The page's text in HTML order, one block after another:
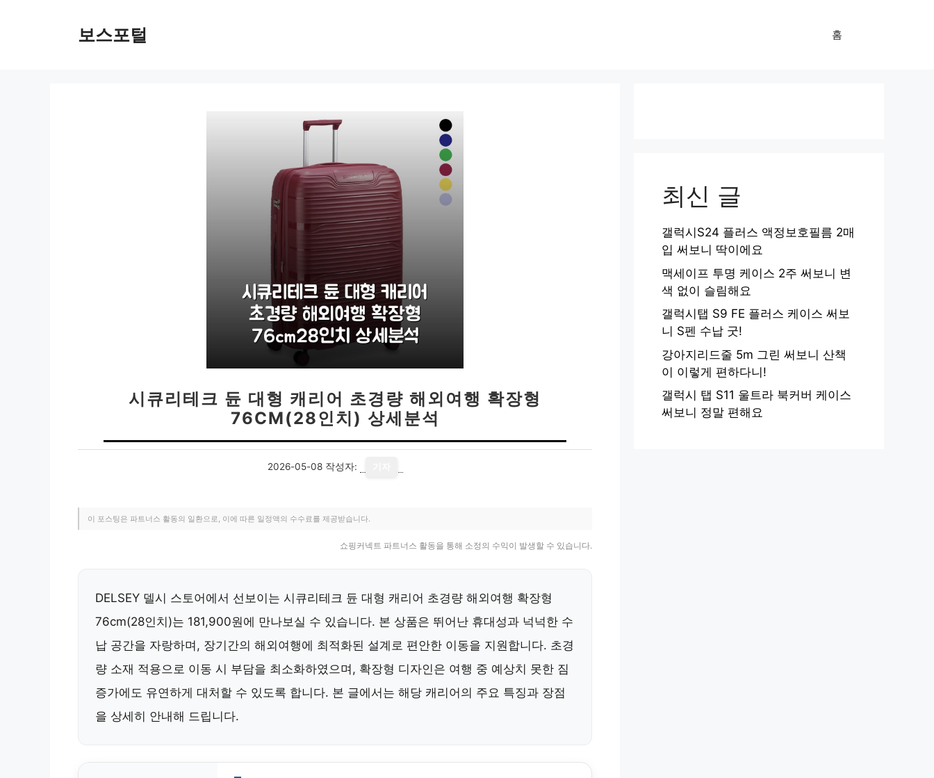
보스포털 홈
시큐리테크 듄 대형 캐리어 초경량 해외여행 확장형
76CM(28인치) 상세분석
2026-05-08 작성자:
이 포스팅은 파트너스 활동의 일환으로, 이에 따른 일정액의 수수료를 제공받습니다.
쇼핑커넥트 파트너스 활동을 통해 소정의 수익이 발생할 수 있습니다.
DELSEY 델시 스토어에서 선보이는 시큐리테크 듄 대형 캐리어 초경량 해외여행 확장형
76cm(28인치)는 181,900원에 만나보실 수 있습니다. 본 상품은 뛰어난 휴대성과 넉넉한 수
납 공간을 자랑하며, 장기간의 해외여행에 최적화된 설계로 편안한 이동을 지원합니다. 초경
량 소재 적용으로 이동 시 부담을 최소화하였으며, 확장형 디자인은 여행 중 예상치 못한 짐
증가에도 유연하게 대처할 수 있도록 합니다. 본 글에서는 해당 캐리어의 주요 특징과 장점
을 상세히 안내해 드립니다.
최신 글
갤럭시S24 플러스 액정보호필름 2매
입 써보니 딱이에요
맥세이프 투명 케이스 2주 써보니 변
색 없이 슬림해요
갤럭시탭 S9 FE 플러스 케이스 써보
니 S펜 수납 굿!
강아지리드줄 5m 그린 써보니 산책
이 이렇게 편하다니!
갤럭시 탭 S11 울트라 북커버 케이스
써보니 정말 편해요